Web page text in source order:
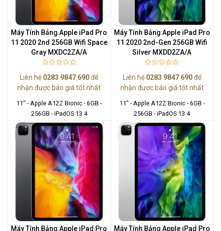
Máy Tính Bảng Apple iPad Pro
11 2020 2nd 256GB Wifi Space
Gray MXDC2ZA/A
Liên hệ 0283 9847 690để
nhận được báo giá tốt nhất
11" - Apple A12Z Bionic - 6GB -
256GB - iPadOS 13.4
Máy Tính Bảng Apple iPad Pro
11 2020 2nd-Gen 256GB Wifi
Silver MXDD2ZA/A
Liên hệ 0283 9847 690để
nhận được báo giá tốt nhất
11" - Apple A12Z Bionic - 6GB -
256GB - iPadOS 13.4
Máy Tính Bảng Apple iPad Pro Máy Tính Bảng Apple iPad Pro